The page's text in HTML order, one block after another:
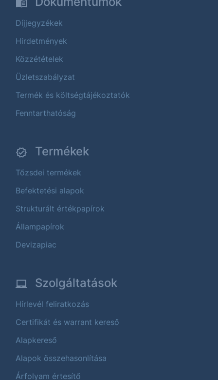
Díjjegyzékek
Hirdetmények
Közzétételek
Üzletszabályzat
Termék és költségtájékoztatók
Fenntarthatóság
Termékek
Tőzsdei termékek
Befektetési alapok
Strukturált értékpapírok
Állampapírok
Devizapiac
Szolgáltatások
Hírlevél feliratkozás
Certifikát és warrant kereső
Alapkereső
Alapok összehasonlítása
Árfolyam értesítő